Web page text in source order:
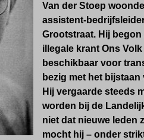
Van der Stoep
assistent-
Grootstraat. Hij
illegale krant Ons
beschikbaar voor
bezig met het
Hij vergaarde steeds
worden bij de
niet dat nieuwe leden
mocht hij – onder